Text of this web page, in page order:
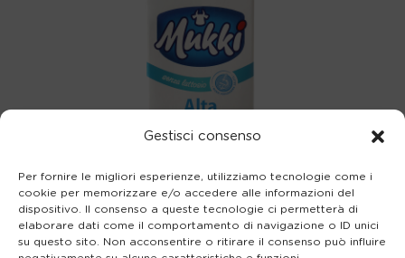
Gestisci consenso
Per fornire le migliori esperienze, utilizziamo tecnologie come i
cookie per memorizzare e/o accedere alle informazioni del
dispositivo. Il consenso a queste tecnologie ci permetterà di
elaborare dati come il comportamento di navigazione o ID unici
su questo sito. Non acconsentire o ritirare il consenso può influire